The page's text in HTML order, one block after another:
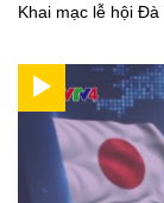
Khai mạc lễ hội